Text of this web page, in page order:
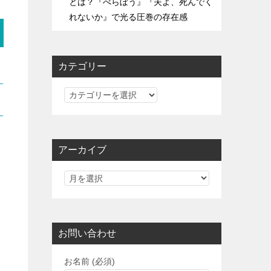
れないか』で光る圧巻の存在感
カテゴリー
カ
リ
アーカイブ
お問い合わせ
お名前 (必須)